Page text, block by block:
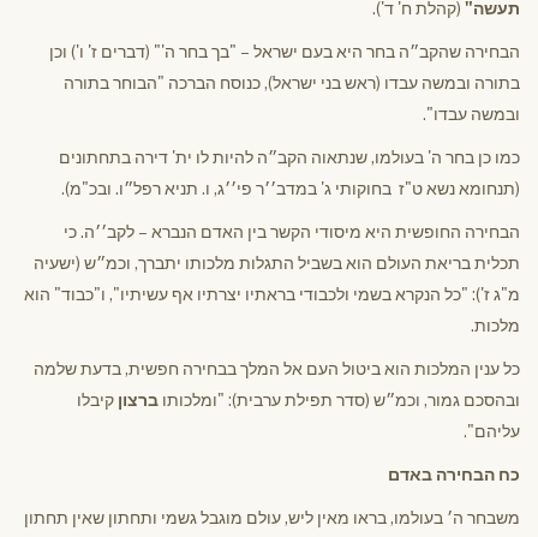
תעשה" (קהלת ח' ד').
הבחירה שהקב״ה בחר היא בעם ישראל – "בך בחר ה'" (דברים ז' ו') וכן
בתורה ובמשה עבדו (ראש בני ישראל), כנוסח הברכה "הבוחר בתורה
ובמשה עבדו".
כמו כן בחר ה' בעולמו, שנתאוה הקב״ה להיות לו ית' דירה בתחתונים
(תנחומא נשא ט"ז בחוקותי ג' במדב׳׳ר פי׳׳ג, ו. תניא רפל״ו. ובכ"מ).
הבחירה החופשית היא מיסודי הקשר בין האדם הנברא – לקב׳׳ה. כי
תכלית בריאת העולם הוא בשביל התגלות מלכותו יתברך, וכמ״ש (ישעיה
מ"ג ז'): "כל הנקרא בשמי ולכבודי בראתיו יצרתיו אף עשיתיו", ו"כבוד" הוא
מלכות.
כל ענין המלכות הוא ביטול העם אל המלך בבחירה חפשית, בדעת שלמה
ובהסכם גמור, וכמ״ש (סדר תפילת ערבית): "ומלכותו ברצון קיבלו
עליהם".
כח הבחירה באדם
משבחר ה׳ בעולמו, בראו מאין ליש, עולם מוגבל גשמי ותחתון שאין תחתון